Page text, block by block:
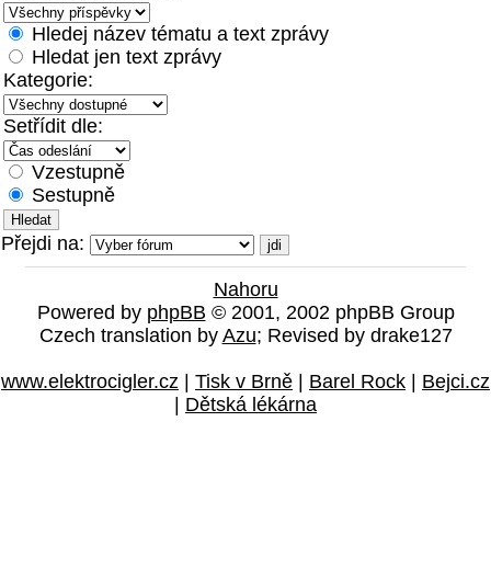
Hledej název tématu a text zprávy
Hledat jen text zprávy
Kategorie:
Setřídit dle:
Vzestupně
Sestupně
Přejdi na:
Nahoru
Powered by phpBB © 2001, 2002 phpBB Group
Czech translation by Azu; Revised by drake127
www.elektrocigler.cz Tisk v Brně Barel Rock
Bejci.cz
Dětská lékárna